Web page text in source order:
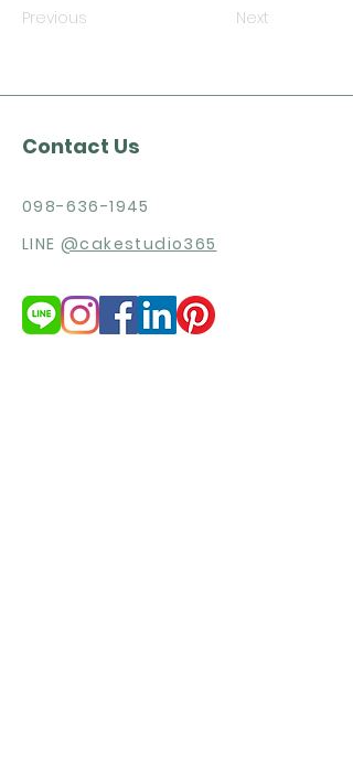
Previous Next
Contact Us
098-636-1945
LINE @cakestudio365